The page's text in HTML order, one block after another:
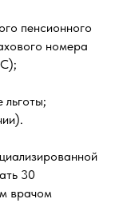
пенсионного
номера
30
врачом